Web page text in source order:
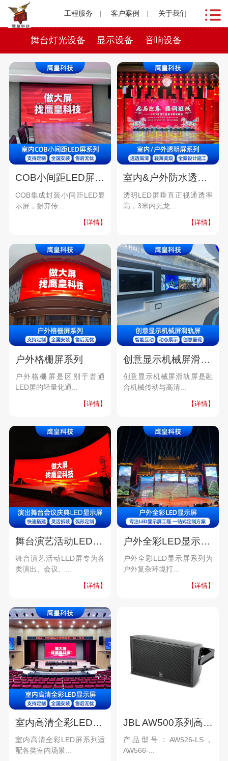
工程服务 客户案例 关于我们
舞台灯光设备 显示设备 音响设备
COB小间距LED屏系列
COB集成封装小间距LED显
示屏，摒弃传...
【详情】
室内&户外防水透明屏系列
透明LED屏垂直正视通透率
高，3米内无龙...
【详情】
户外格栅屏系列
户外格栅屏是区别于普通
LED屏的轻量化通...
【详情】
创意显示机械屏滑轨屏
创意显示机械屏滑轨屏是融
合机械传动与高清...
【详情】
舞台演艺活动LED屏系列
舞台演艺活动LED屏专为各
类演出、会议、...
【详情】
户外全彩LED显示屏系列
户外全彩LED显示屏系列为
户外复杂环境打...
【详情】
室内高清全彩LED屏系列
室内高清全彩LED屏系列适
配各类室内场景...
JBL AW500系列高功率全天候音箱
产品型号：AW526-LS，
AW566-...